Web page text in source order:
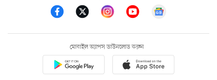
মোবাইল অ্যাপস ডাউনলোড করুন